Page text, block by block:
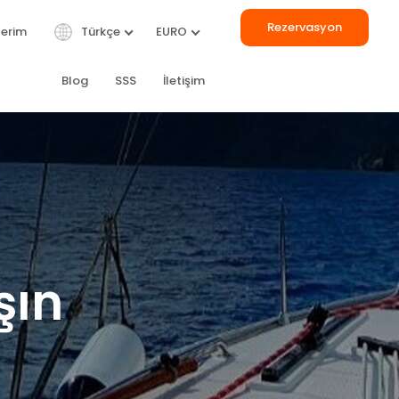
Türkçe EURO
TÜMÜ
DEL
42 m
/ Gün
BILIZ
Gulet 24 m
€ 2.250 / Gün
Blog SSS İletişim
Rezervasyon